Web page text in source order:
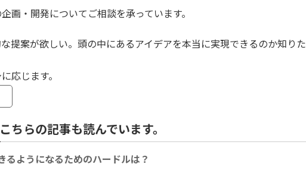
画・開発についてご相談を承っています。
提案が欲しい。頭の中にあるアイデアを本当に実現できるのか知りた
応じます。
ちらの記事も読んでいます。
るようになるためのハードルは？